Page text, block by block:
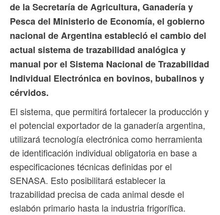
de la Secretaría de Agricultura, Ganadería y
Pesca del Ministerio de Economía, el gobierno
nacional de Argentina estableció el cambio del
actual sistema de trazabilidad analógica y
manual por el Sistema Nacional de Trazabilidad
Individual Electrónica en bovinos, bubalinos y
cérvidos.
El sistema, que permitirá fortalecer la producción y
el potencial exportador de la ganadería argentina,
utilizará tecnología electrónica como herramienta
de identificación individual obligatoria en base a
especificaciones técnicas definidas por el
SENASA. Esto posibilitará establecer la
trazabilidad precisa de cada animal desde el
eslabón primario hasta la industria frigorífica.